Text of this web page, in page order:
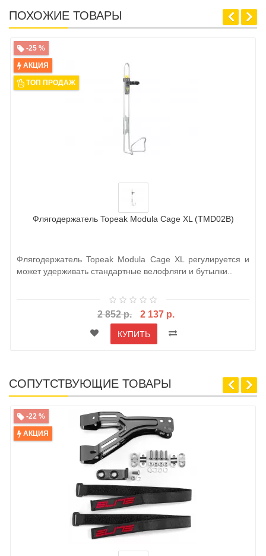
ПОХОЖИЕ ТОВАРЫ
-25 %
АКЦИЯ
ТОП ПРОДАЖ
Флягодержатель Topeak Modula Cage XL (TMD02B)
Флягодержатель Topeak Modula Cage XL регулируется и
может удерживать стандартные велофляги и бутылки..
2 852 р. 2 137 р.
КУПИТЬ
СОПУТСТВУЮЩИЕ ТОВАРЫ
-22 %
АКЦИЯ